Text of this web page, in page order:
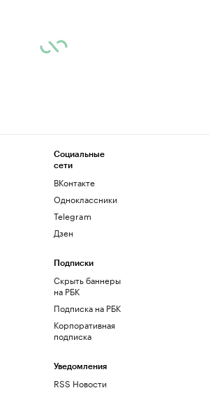
Социальные
сети
ВКонтакте
Одноклассники
Telegram
Дзен
Подписки
Скрыть баннеры
на РБК
Подписка на РБК
Корпоративная
подписка
Уведомления
RSS Новости